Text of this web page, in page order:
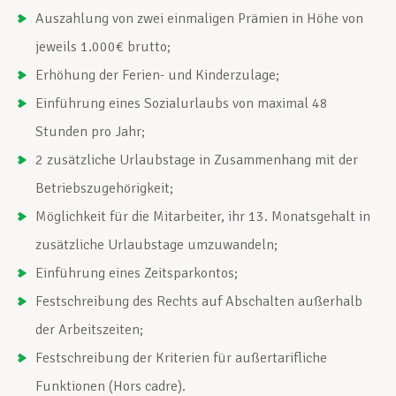
Auszahlung von zwei einmaligen Prämien in Höhe von
jeweils 1.000€ brutto;
Erhöhung der Ferien- und Kinderzulage;
Einführung eines Sozialurlaubs von maximal 48
Stunden pro Jahr;
2 zusätzliche Urlaubstage in Zusammenhang mit der
Betriebszugehörigkeit;
Möglichkeit für die Mitarbeiter, ihr 13. Monatsgehalt in
zusätzliche Urlaubstage umzuwandeln;
Einführung eines Zeitsparkontos;
Festschreibung des Rechts auf Abschalten außerhalb
der Arbeitszeiten;
Festschreibung der Kriterien für außertarifliche
Funktionen (Hors cadre).